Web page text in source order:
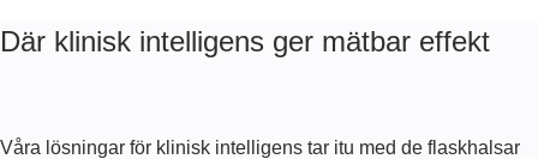
Där klinisk intelligens ger mätbar effekt
Våra lösningar för klinisk intelligens tar itu med de flaskhalsar